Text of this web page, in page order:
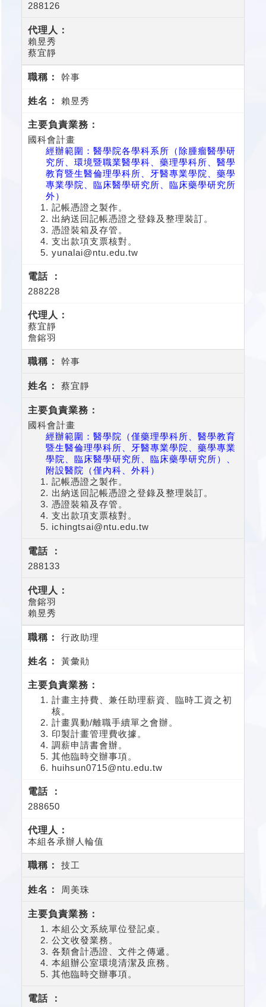
288126
賴昱秀
蔡宜靜
幹事
賴昱秀
國科會計畫
經辦範圍：醫學院各學科系所（除腫瘤醫學研
究所、環境暨職業醫學科、藥理學科所、醫學
教育暨生醫倫理學科所、牙醫專業學院、藥學
專業學院、臨床醫學研究所、臨床藥學研究所
外）
記帳憑證之製作。
出納送回記帳憑證之登錄及整理裝訂。
憑證裝箱及存管。
支出款項支票核對。
yunalai@ntu.edu.tw
288228
蔡宜靜
詹鎔羽
幹事
蔡宜靜
國科會計畫
經辦範圍： 醫學院（僅藥理學科所、醫學教育
暨生醫倫理學科所、牙醫專業學院、藥學專業
學院、臨床醫學研究所、臨床藥學研究所）、
附設醫院（僅內科、外科）
記帳憑證之製作。
出納送回記帳憑證之登錄及整理裝訂。
憑證裝箱及存管。
支出款項支票核對。
ichingtsai@ntu.edu.tw
288133
詹鎔羽
賴昱秀
行政助理
黃彙勛
計畫主持費、兼任助理薪資、臨時工資之初
核。
計畫異動/離職手續單之會辦。
印製計畫管理費收據。
調薪申請書會辦。
其他臨時交辦事項。
huihsun0715@ntu.edu.tw
288650
本組各承辦人輪值
技工
周美珠
本組公文系統單位登記桌。
公文收發業務。
各類會計憑證、文件之傳遞。
本組辦公室環境清潔及庶務。
其他臨時交辦事項。